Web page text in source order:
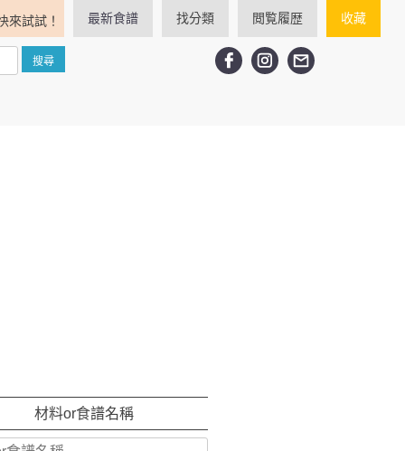
來試試！ 最新食譜 找分類 閲覧履歴 收藏
材料or食譜名稱